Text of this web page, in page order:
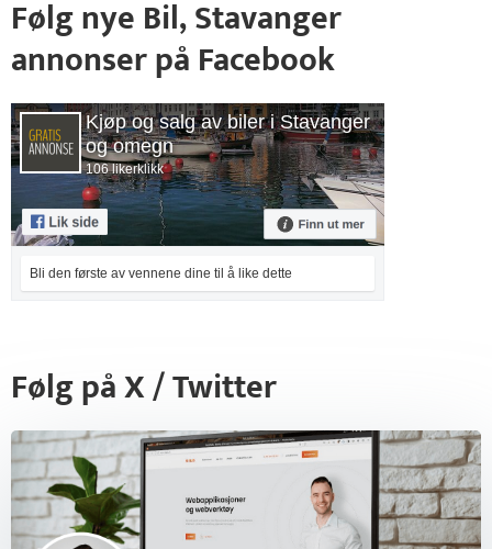
Følg nye Bil, Stavanger
annonser på Facebook
Kjøp og salg av biler i Stavanger
og omegn
106 likerklikk
Bli den første av vennene dine til å like dette
Følg på X / Twitter